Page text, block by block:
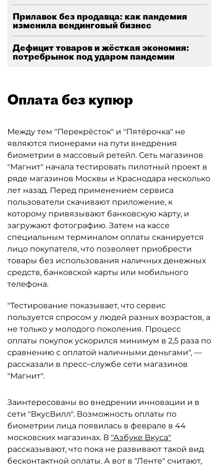
Прилавок без продавца: как пандемия
изменила вендинговый бизнес
Дефицит товаров и жёсткая экономия:
потребрынок под ударом пандемии
Оплата без купюр
Между тем "Перекрёсток" и "Пятёрочка" не
являются пионерами на пути внедрения
биометрии в массовый ретейл. Сеть магазинов
"Магнит" начала тестировать пилотный проект в
ряде магазинов Москвы и Краснодара несколько
лет назад. Перед применением сервиса
пользователи скачивают приложение, к
которому привязывают банковскую карту, и
загружают фотографию. Затем на кассе
специальным терминалом оплаты сканируется
лицо покупателя, что позволяет приобрести
товары без использования наличных денежных
средств, банковской карты или мобильного
телефона.
"Тестирование показывает, что сервис
пользуется спросом у людей разных возрастов, а
не только у молодого поколения. Процесс
оплаты покупок ускорился минимум в 2,5 раза по
сравнению с оплатой наличными деньгами", —
рассказали в пресс–службе сети магазинов
"Магнит".
Заинтересованы во внедрении инновации и в
сети "ВкусВилл". Возможность оплаты по
биометрии лица появилась в феврале в 44
московских магазинах. В "Азбуке Вкуса"
рассказывают, что пока не развивают такой вид
бесконтактной оплаты. А вот в "Ленте" считают,